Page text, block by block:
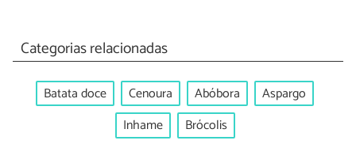
Categorias relacionadas
Batata doce Cenoura Abóbora
Aspargo
Inhame
Brócolis